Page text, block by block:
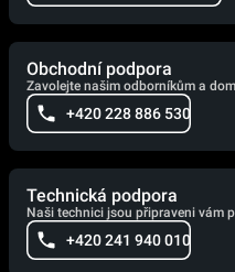
Obchodní podpora
Zavolejte našim odborníkům a
+420 228 886 530
Technická podpora
Naši technici jsou připraveni vám
+420 241 940 010